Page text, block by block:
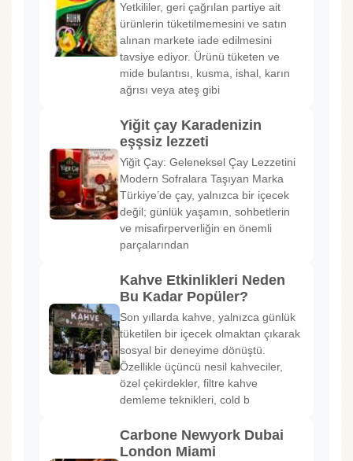
Yetkililer, geri çağrılan partiye ait
ürünlerin tüketilmemesini ve satın
alınan markete iade edilmesini
tavsiye ediyor. Ürünü tüketen ve
mide bulantısı, kusma, ishal, karın
ağrısı veya ateş gibi
Yiğit çay Karadenizin
eşşsiz lezzeti
Yiğit Çay: Geleneksel Çay Lezzetini
Modern Sofralara Taşıyan Marka
Türkiye’de çay, yalnızca bir içecek
değil; günlük yaşamın, sohbetlerin
ve misafirperverliğin en önemli
parçalarından
Kahve Etkinlikleri Neden
Bu Kadar Popüler?
Son yıllarda kahve, yalnızca günlük
tüketilen bir içecek olmaktan çıkarak
sosyal bir deneyime dönüştü.
Özellikle üçüncü nesil kahveciler,
özel çekirdekler, filtre kahve
demleme teknikleri, cold b
Carbone Newyork Dubai
London Miami